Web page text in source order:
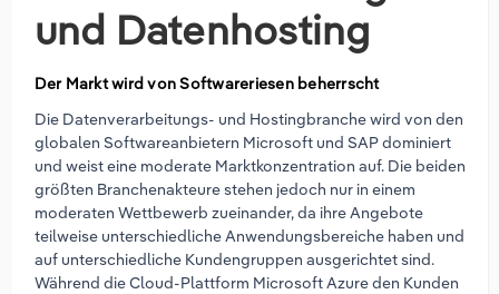
und Datenhosting
Der Markt wird von Softwareriesen beherrscht
Die Datenverarbeitungs- und Hostingbranche wird von den
globalen Softwareanbietern Microsoft und SAP dominiert
und weist eine moderate Marktkonzentration auf. Die beiden
größten Branchenakteure stehen jedoch nur in einem
moderaten Wettbewerb zueinander, da ihre Angebote
teilweise unterschiedliche Anwendungsbereiche haben und
auf unterschiedliche Kundengruppen ausgerichtet sind.
Während die Cloud-Plattform Microsoft Azure den Kunden